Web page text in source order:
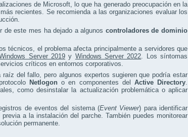
de Microsoft, lo que ha generado preocupación en la
recientes. Se recomienda a las organizaciones evaluar los
de este mes ha dejado a algunos controladores de dominio
técnicos, el problema afecta principalmente a servidores que
Server 2019 y Windows Server 2022. Los síntomas
críticos en entornos corporativos.
del fallo, pero algunos expertos sugieren que podría estar
Netlogon o en componentes del Active Directory
como desinstalar la actualización problemática o aplicar
de eventos del sistema (Event Viewer) para identificar
a la instalación del parche. También puedes monitorear
permanente.